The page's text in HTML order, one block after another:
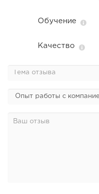
Обучение
Качество